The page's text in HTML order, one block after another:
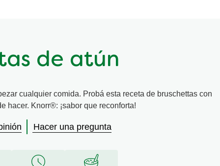
de atún
cualquier comida. Probá esta receta de bruschettas con
hacer. Knorr®: ¡sabor que reconforta!
Hacer una pregunta